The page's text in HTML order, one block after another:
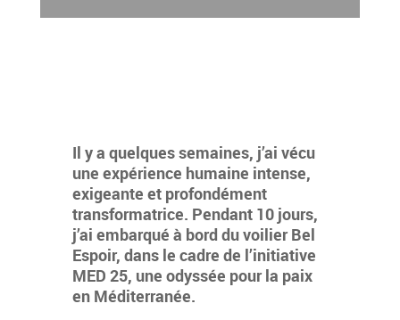
Il y a quelques semaines, j’ai vécu
une expérience humaine intense,
exigeante et profondément
transformatrice. Pendant 10 jours,
j’ai embarqué à bord du voilier Bel
Espoir, dans le cadre de l’initiative
MED 25, une odyssée pour la paix
en Méditerranée.